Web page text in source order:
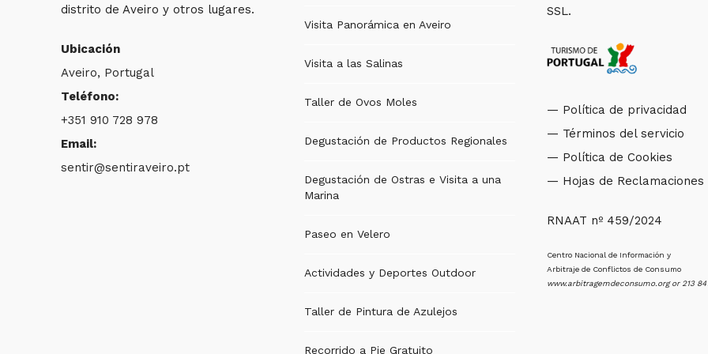
distrito de Aveiro y otros lugares.
Ubicación
Aveiro, Portugal
Teléfono:
+351 910 728 978
Email:
sentir@sentiraveiro.pt
Visita Panorámica en Aveiro
Visita a las Salinas
Taller de Ovos Moles
Degustación de Productos Regionales
Degustación de Ostras e Visita a una
Marina
Paseo en Velero
Actividades y Deportes Outdoor
Taller de Pintura de Azulejos
Recorrido a Pie Gratuito
SSL.
— Política de privacidad
— Términos del servicio
— Política de Cookies
— Hojas de Reclamaciones
RNAAT nº 459/2024
Centro Nacional de Información y
Arbitraje de Conflictos de Consumo
www.arbitragemdeconsumo.orgor 213